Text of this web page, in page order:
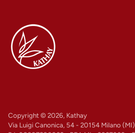
Copyright © 2026, Kathay
Via Luigi Canonica, 54 - 20154 Milano (MI)